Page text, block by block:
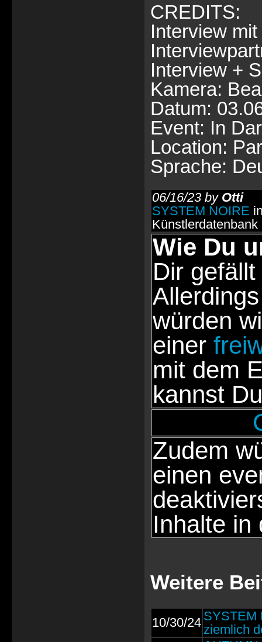
CREDITS:
Interview
Interview +
Kamera: Bea
Datum:
Event: In
Location:
Sprache:
06/16/23 by Otti
SYSTEM NOIRE
Künstlerdatenbank
Wie Du
Dir
würden
einer
mit dem
kannst
Zudem
einen
Inhalte in
Weitere
10/30/24 SYSTEM
ziemlich